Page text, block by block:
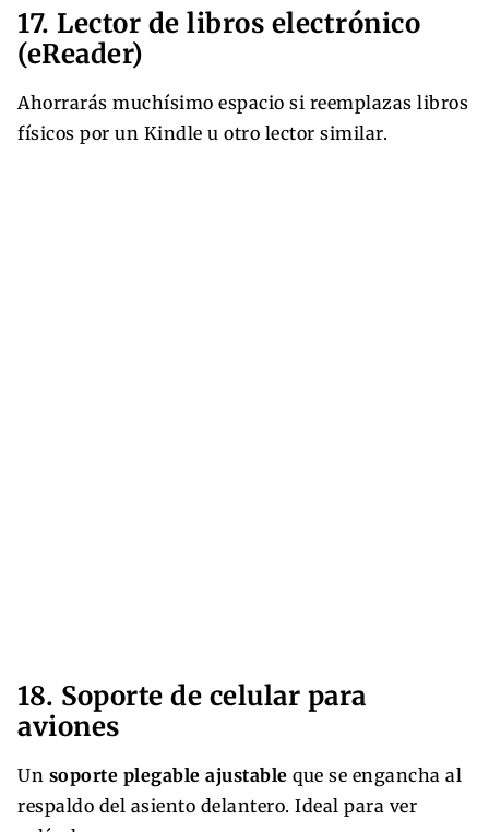
17. Lector de libros electrónico
(eReader)
Ahorrarás muchísimo espacio si reemplazas libros
físicos por un Kindle u otro lector similar.
18. Soporte de celular para
aviones
Un soporte plegable ajustable que se engancha al
respaldo del asiento delantero. Ideal para ver